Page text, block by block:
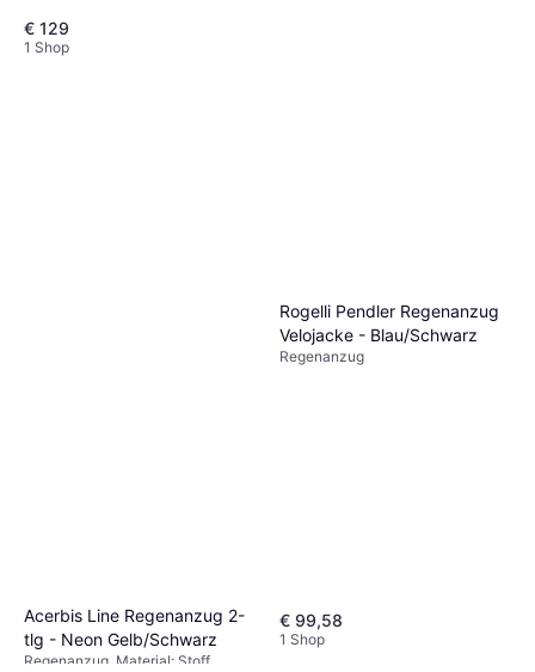
€ 129
1 Shop
Acerbis Line Regenanzug 2-
tlg - Neon Gelb/Schwarz
Regenanzug, Material: Stoff,
Rogelli Pendler Regenanzug
Velojacke - Blau/Schwarz
Regenanzug
€ 99,58
1 Shop